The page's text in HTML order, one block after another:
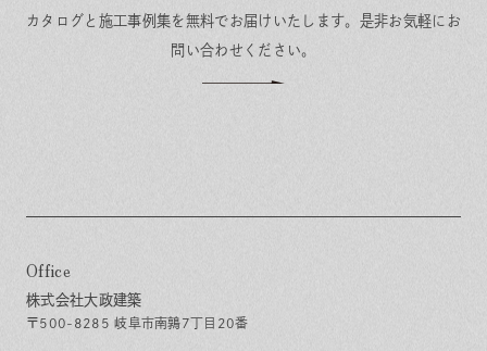
カタログと施工事例集を無料でお届けいたします。 是非お気軽にお
問い合わせください。
Office
株式会社大政建築
〒500-8285 岐阜市南鶉7丁目20番